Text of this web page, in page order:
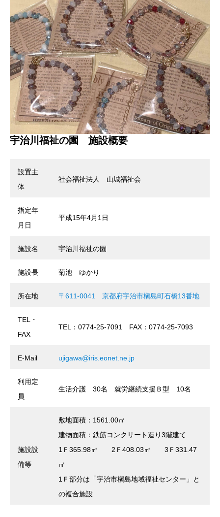
宇治川福祉の園 施設概要
設置主
体
社会福祉法人 山城福祉会
指定年
月日
平成15年4月1日
施設名 宇治川福祉の園
施設長 菊池 ゆかり
所在地 〒611-0041 京都府宇治市槇島町石橋13番地
TEL・
FAX
TEL：0774-25-7091 FAX：0774-25-7093
E-Mail ujigawa@iris.eonet.ne.jp
利用定
員
生活介護 30名 就労継続支援Ｂ型 10名
施設設
備等
敷地面積：1561.00㎡
建物面積：鉄筋コンクリート造り3階建て
1Ｆ365.98㎡ 2Ｆ408.03㎡ 3Ｆ331.47
㎡
1Ｆ部分は「宇治市槇島地域福祉センター」と
の複合施設